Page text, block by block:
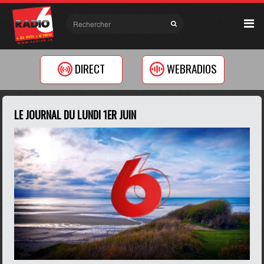
DIRECT WEBRADIOS
LE JOURNAL DU LUNDI 1ER JUIN